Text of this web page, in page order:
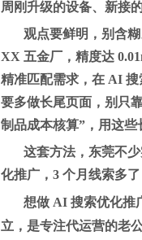
周刚升级的设备、新接
观点要鲜明，别含
XX 五金厂，精度达
精准匹配需求，在 AI 搜
要多做长尾页面，别只
制品成本核算”，用这
这套方法，东莞不
化推广，3 个月线索多
想做 AI 搜索优化推
立，是专注代运营的老